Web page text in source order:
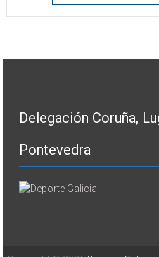
Delegación Coruña,
Pontevedra